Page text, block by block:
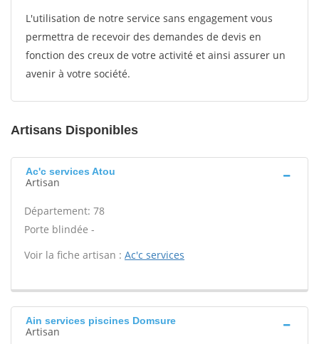
L'utilisation de notre service sans engagement vous
permettra de recevoir des demandes de devis en
fonction des creux de votre activité et ainsi assurer un
avenir à votre société.
Artisans Disponibles
Ac'c services Atou
Artisan
Département: 78
Porte blindée -
Voir la fiche artisan : Ac'c services
Ain services piscines Domsure
Artisan